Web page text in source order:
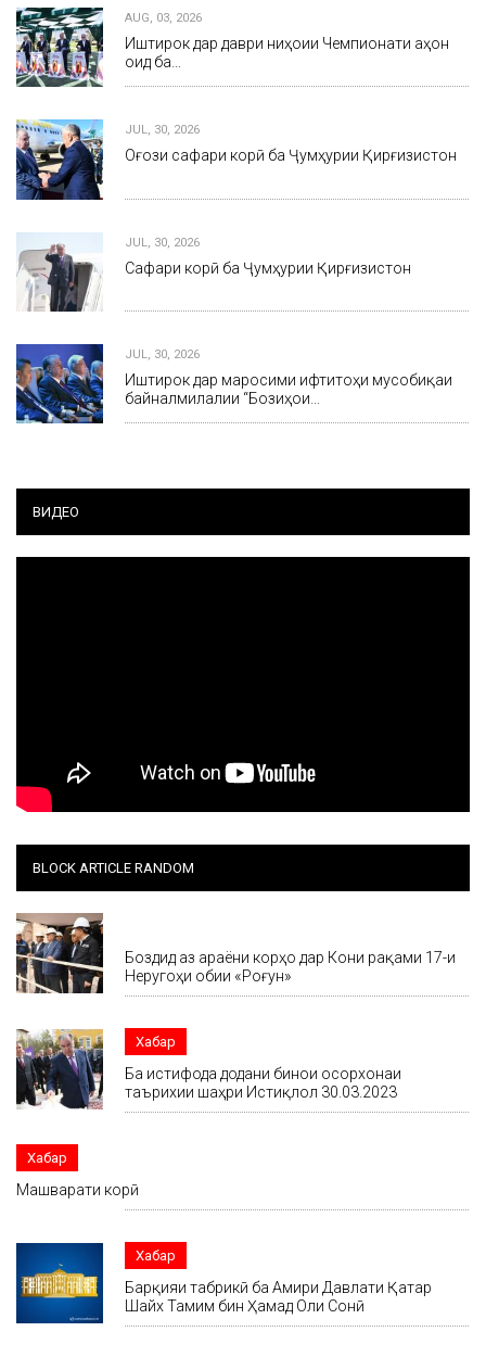
AUG, 03, 2026
Иштирок дар даври ниҳоии Чемпионати ҷаҳон
оид ба…
JUL, 30, 2026
Оғози сафари корӣ ба Ҷумҳурии Қирғизистон
JUL, 30, 2026
Сафари корӣ ба Ҷумҳурии Қирғизистон
JUL, 30, 2026
Иштирок дар маросими ифтитоҳи мусобиқаи
байналмилалии “Бозиҳои…
ВИДЕО
BLOCK ARTICLE RANDOM
Боздид аз ҷараёни корҳо дар Кони рақами 17-и
Неругоҳи обии «Роғун»
Хабар
Ба истифода додани бинои осорхонаи
таърихии шаҳри Истиқлол 30.03.2023
Хабар
Машварати корӣ
Хабар
Барқияи табрикӣ ба Амири Давлати Қатар
Шайх Тамим бин Ҳамад Оли Сонӣ